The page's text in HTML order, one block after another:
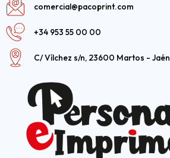
comercial@pacoprint.com
+34 953 55 00 00
C/ Vílchez s/n, 23600 Martos - Jaén